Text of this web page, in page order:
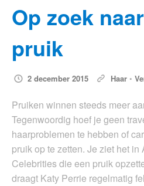
Op zoek
pruik
2 december 2015 Haar•
Pruiken winnen steeds meer
Tegenwoordig hoef je geen
haarproblemen te hebben of
pruik op te zetten. Je ziet het in
Celebrities die een pruik
draagt Katy Perrie regelmatig